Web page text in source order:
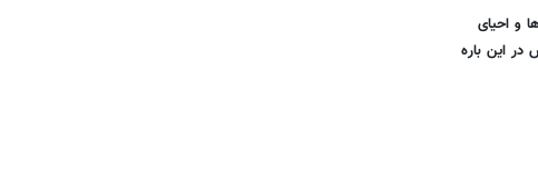
و احیای
در این باره